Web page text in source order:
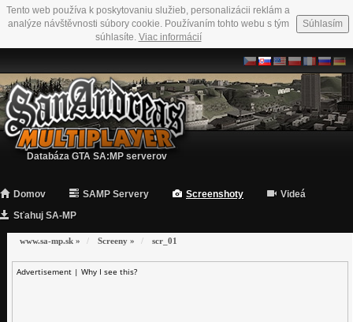
Tento web používa k poskytovaniu služieb, personalizácii reklám a
analýze návštěvnosti súbory cookie. Používaním tohto webu s tým
súhlasíte. Viac informácií
Súhlasím
Databáza GTA SA:MP serverov
Domov SAMP Servery Screenshoty
Videá
Sťahuj SA-MP
www.sa-mp.sk » Screeny » scr_01
Advertisement | Why I see this?